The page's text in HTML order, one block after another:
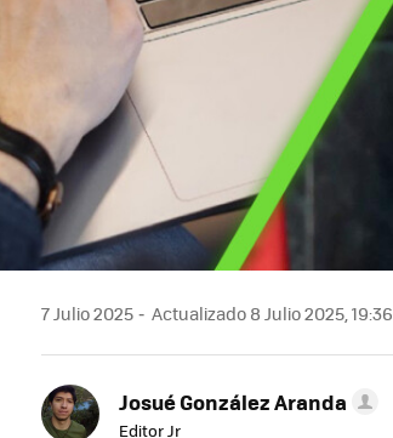
7 Julio 2025 Actualizado 8 Julio 2025, 19:36
Josué González Aranda
Editor Jr